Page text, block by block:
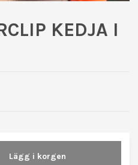
KEDJA I
Lägg i korgen